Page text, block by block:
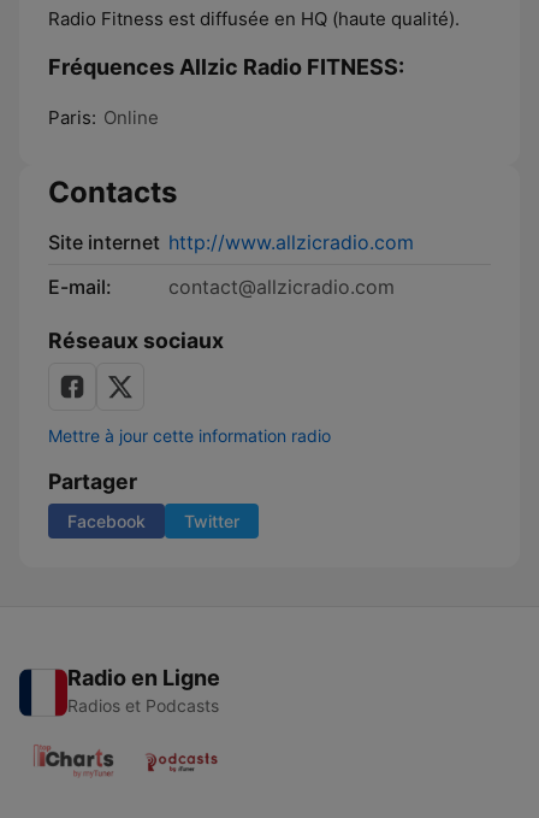
Radio Fitness est diffusée en HQ (haute qualité).
Fréquences Allzic Radio FITNESS:
Paris: Online
Contacts
Site internet http://www.allzicradio.com
E-mail:
contact@allzicradio.com
Réseaux sociaux
Mettre à jour cette information radio
Partager
Facebook Twitter
Radio en Ligne
Radios et Podcasts